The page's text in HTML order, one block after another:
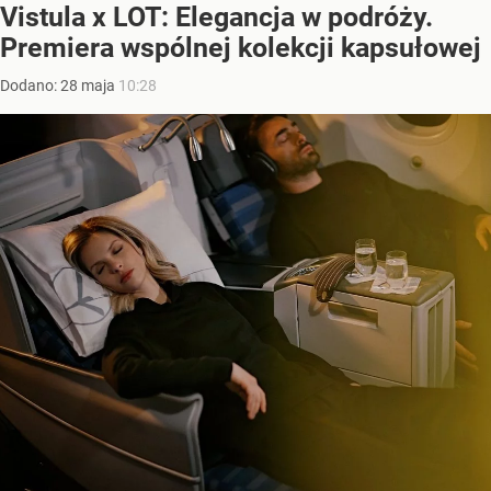
Vistula x LOT: Elegancja w podróży.
Premiera wspólnej kolekcji kapsułowej
Dodano:28 maja 10:28